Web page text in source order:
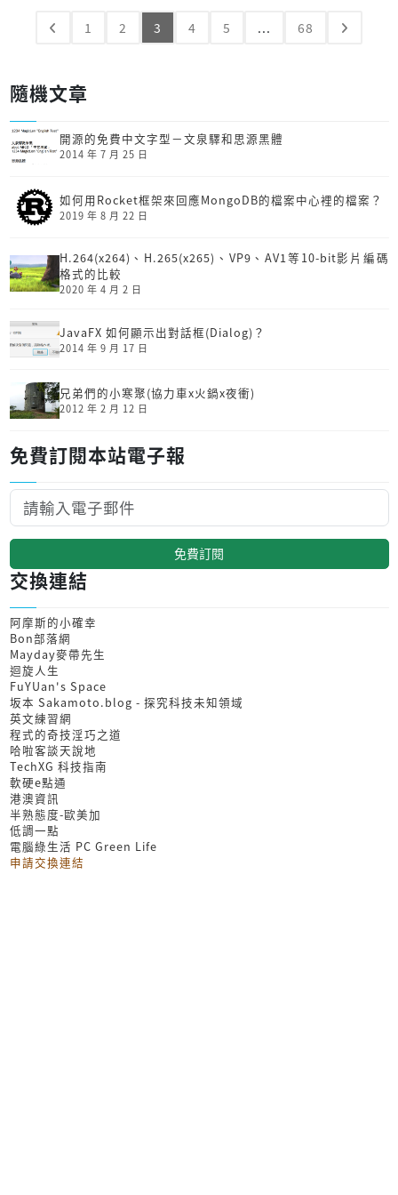
1 2 3 4 5 ... 68
隨機文章
開源的免費中文字型－文泉驛和思源黑體
2014 年 7 月 25 日
如何用Rocket框架來回應MongoDB的檔案中心裡的檔案？
2019 年 8 月 22 日
H.264(x264)、H.265(x265)、VP9、AV1等10-bit影片編碼
格式的比較
2020 年 4 月 2 日
JavaFX 如何顯示出對話框(Dialog)？
2014 年 9 月 17 日
兄弟們的小寒聚(協力車x火鍋x夜衝)
2012 年 2 月 12 日
免費訂閱本站電子報
免費訂閱
交換連結
阿摩斯的小確幸
Bon部落網
Mayday麥帶先生
迴旋人生
FuYUan's Space
坂本 Sakamoto.blog - 探究科技未知領域
英文練習網
程式的奇技淫巧之道
哈啦客談天說地
TechXG 科技指南
軟硬e點通
港澳資訊
半熟態度-歐美加
低調一點
電腦綠生活 PC Green Life
申請交換連結